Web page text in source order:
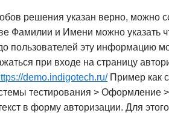
решения указан верно, можно
Фамилии и Имени можно указать
пользователей эту информацию
при входе на страницу
demo.indigotech.ru/Пример как
тестирования > Оформление
в форму авторизации. Для